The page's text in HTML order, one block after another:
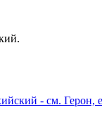
- см. Герон,